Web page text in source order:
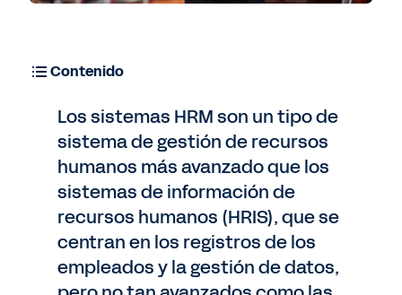
Contenido
Los sistemas HRM son un tipo de
sistema de gestión de recursos
humanos más avanzado que los
sistemas de información de
recursos humanos (HRIS), que se
centran en los registros de los
empleados y la gestión de datos,